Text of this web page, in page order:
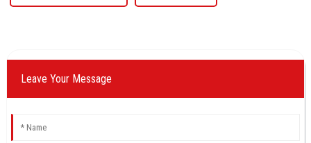
Leave Your Message